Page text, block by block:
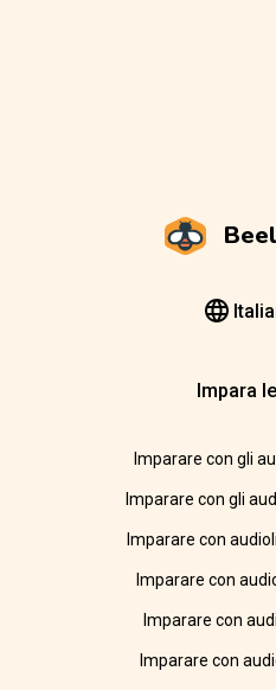
Impara
Imparare con gli
Imparare con gli
Imparare con
Imparare con
Imparare con
Imparare con